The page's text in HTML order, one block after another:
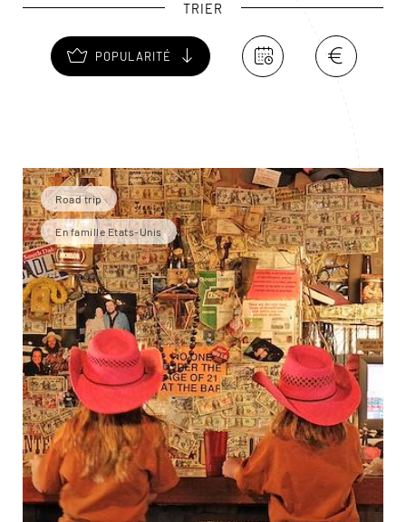
TRIER
POPULARITÉ
Road trip
En famille Etats-Unis